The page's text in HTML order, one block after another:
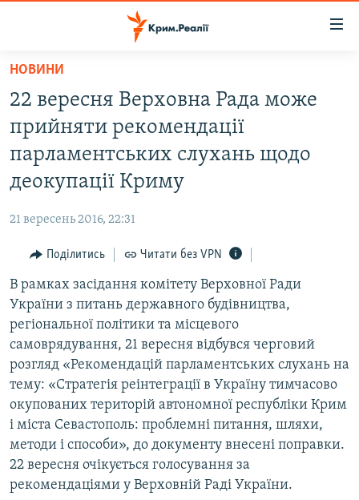
Перейти
основного
матеріалу
Перейти
до
основної
Перейти
пошуку
ВОДА.КРИМ
ВІДЕО ТА ФОТО
ПОГЛЯД
ІНТЕРВ'Ю
ВСЕ ЗА ДЕНЬ
СПЕЦПРОЕКТИ
ДЕПОРТАЦІЯ
ВІДЕОУРОКИ «ELIFBE»
СВІДЧЕННЯ ОКУПАЦІЇ
УКРАЇНСЬКА ПРОБЛЕМА КРИМУ
ІНФОГРАФІКА
ЯК ОБІЙТИ БЛОКУВАННЯ
Русский
Qırımtatar
ДОЛУЧАЙСЯ!
НОВИНИ
22 вересня Верховна Рада може
прийняти рекомендації
парламентських слухань щодо
деокупації Криму
21 вересень 2016, 22:31
Поділитись Читати без VPN
В рамках засідання комітету Верховної Ради
України з питань державного будівництва,
регіональної політики та місцевого
самоврядування, 21 вересня відбувся черговий
розгляд «Рекомендацій парламентських слухань на
тему: «Стратегія реінтеграції в Україну тимчасово
окупованих територій автономної республіки Крим
і міста Севастополь: проблемні питання, шляхи,
методи і способи», до документу внесені поправки.
22 вересня очікується голосування за
рекомендаціями у Верховній Раді України.